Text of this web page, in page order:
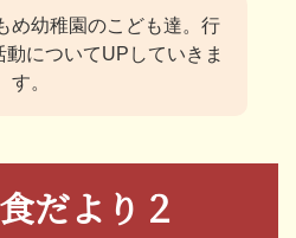
め幼稚園のこども達。 行
についてUPしていきま
す。
だより２